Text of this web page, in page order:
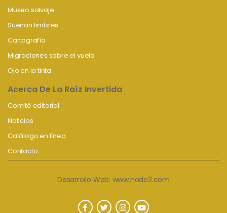
Museo salvaje
Suenan timbres
Cartografía
Migraciones sobre el vuelo
Ojo en la tinta
Acerca De La Raíz Invertida
Comité editorial
Noticias
Catálogo en línea
Contacto
Desarrollo Web: www.nodo3.com